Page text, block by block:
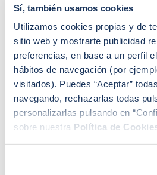
Sí, también usamos cookies
Utilizamos cookies propias y de
sitio web y mostrarte publicidad
preferencias, en base a un perfil
hábitos de navegación (por
visitados). Puedes “Aceptar”
navegando, rechazarlas todas
personalizarlas pulsando en
sobre nuestra Política de
¿Dónde puedo contactar con
Sandra
¿Buscas hipoteca?
Te ayudo a conseguir las
ti
Llamadme